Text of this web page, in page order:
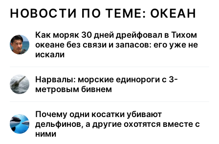
НОВОСТИ ПО ТЕМЕ: ОКЕАН
Как моряк 30 дней дрейфовал в Тихом
океане без связи и запасов: его уже не
искали
Нарвалы: морские единороги с 3-
метровым бивнем
Почему одни косатки убивают
дельфинов, а другие охотятся вместе с
ними